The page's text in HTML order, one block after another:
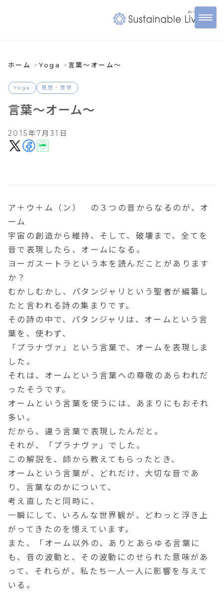
ホーム Yoga 言葉～オーム～
Yoga 思想・哲学
言葉～オーム～
2015年7月31日
ア＋ウ＋ム（ン） の３つの音からなるのが、オ
ーム
宇宙の創造から維持、そして、破壊まで、全てを
音で表現したら、オームになる。
ヨーガスートラという本を読んだことがあります
か？
むかしむかし、パタンジャリという聖者が編纂し
たと言われる詩の集まりです。
その詩の中で、パタンジャリは、オームという言
葉を、使わず、
「プラナヴァ」という言葉で、オームを表現しま
した。
それは、オームという言葉への尊敬のあらわれだ
ったそうです。
オームという言葉を使うには、あまりにもおそれ
多い。
だから、違う言葉で表現したんだと。
それが、「プラナヴァ」でした。
この解説を、師から教えてもらったとき、
オームという言葉が、どれだけ、大切な音であ
り、言葉なのかについて、
考え直したと同時に、
一瞬にして、いろんな世界観が、どわっと浮き上
がってきたのを憶えています。
また、「オーム以外の、ありとあらゆる言葉に
も、音の波動と、その波動にのせられた意味があ
って、それらが、私たち一人一人に影響を与えて
いる。